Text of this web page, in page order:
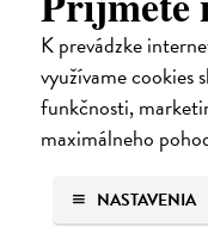
K prevádzke
využívame cookies
funkčnosti,
maximálneho
NASTAVENIA
Průvodce
Evropa
Larsen Gade Brian
Nepostradatelný
přírody,
Zasielame do 10 dní